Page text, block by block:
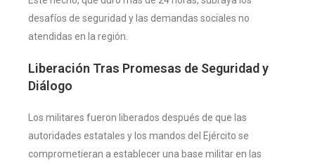
desafíos de seguridad y las demandas sociales no
atendidas en la región​
Liberación Tras Promesas de Seguridad y
Diálogo
Los militares fueron liberados después de que las
autoridades estatales y los mandos del Ejército se
comprometieran a establecer una base militar en las